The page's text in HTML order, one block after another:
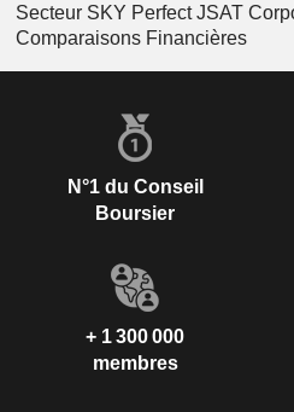
Secteur SKY Perfect JSAT
Comparaisons Financières
N°1 du Conseil
Boursier
+ 1 300 000
membres